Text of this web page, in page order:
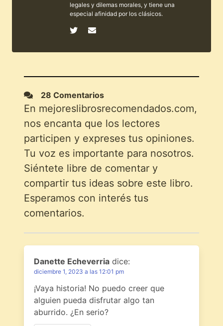
legales y dilemas morales, y tiene una
especial afinidad por los clásicos.
28 Comentarios
En mejoreslibrosrecomendados.com,
nos encanta que los lectores
participen y expreses tus opiniones.
Tu voz es importante para nosotros.
Siéntete libre de comentar y
compartir tus ideas sobre este libro.
Esperamos con interés tus
comentarios.
Danette Echeverria dice:
diciembre 1, 2023 a las 12:01 pm
¡Vaya historia! No puedo creer que
alguien pueda disfrutar algo tan
aburrido. ¿En serio?